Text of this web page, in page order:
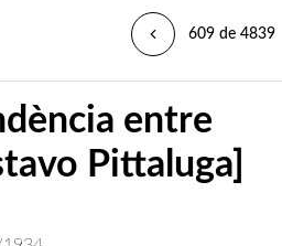
609 de 4839
entre
Pittaluga]